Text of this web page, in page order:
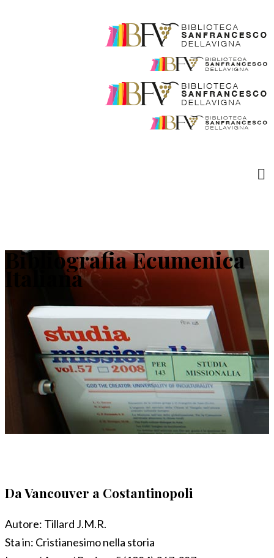
Bibliografia Ecumenica
Italiana
Da Vancouver a Costantinopoli
Autore: Tillard J.M.R.
Sta in: Cristianesimo nella storia